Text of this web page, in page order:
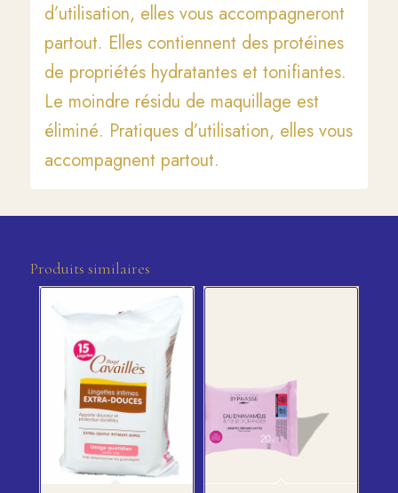
d’utilisation, elles vous accompagneront
partout. Elles contiennent des protéines
de propriétés hydratantes et tonifiantes.
Le moindre résidu de maquillage est
éliminé. Pratiques d’utilisation, elles vous
accompagnent partout.
Produits similaires